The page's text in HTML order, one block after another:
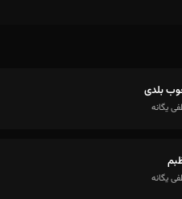
بلدی
یگانه
یگانه